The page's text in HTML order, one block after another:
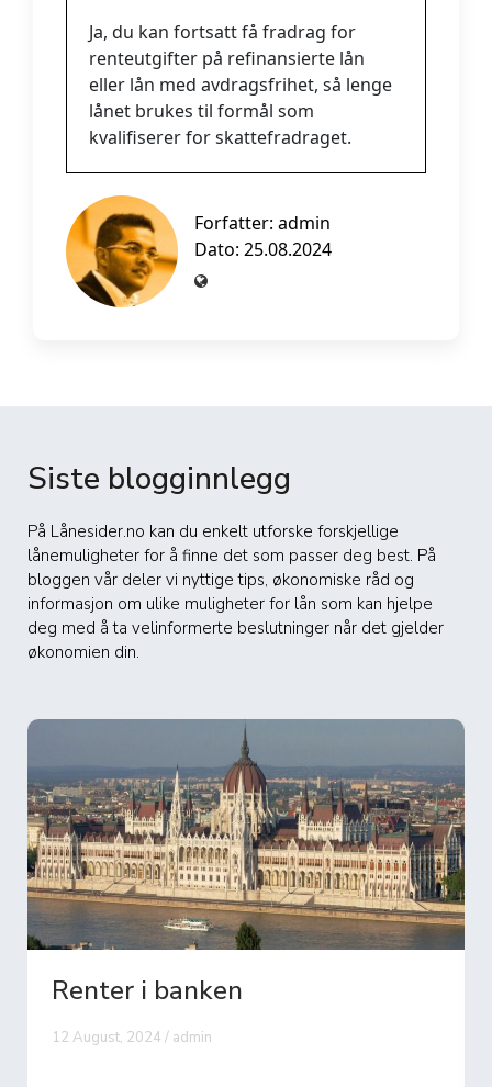
Ja, du kan fortsatt få fradrag for
renteutgifter på refinansierte lån
eller lån med avdragsfrihet, så lenge
lånet brukes til formål som
kvalifiserer for skattefradraget.
Forfatter: admin
Dato: 25.08.2024
Siste blogginnlegg
På Lånesider.no kan du enkelt utforske forskjellige
lånemuligheter for å finne det som passer deg best. På
bloggen vår deler vi nyttige tips, økonomiske råd og
informasjon om ulike muligheter for lån som kan hjelpe
deg med å ta velinformerte beslutninger når det gjelder
økonomien din.
Renter i banken
12 August, 2024 / admin